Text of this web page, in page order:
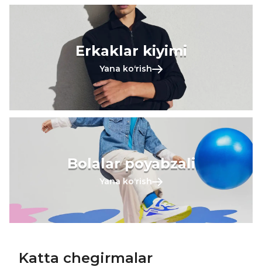
Erkaklar kiyimi
Yana koʻrish
Bolalar poyabzali
Yana koʻrish
Katta chegirmalar